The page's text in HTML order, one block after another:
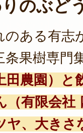
のぶど
のある有志
条果樹専門
田農園）と
（有限会社
ヤ、大きさ